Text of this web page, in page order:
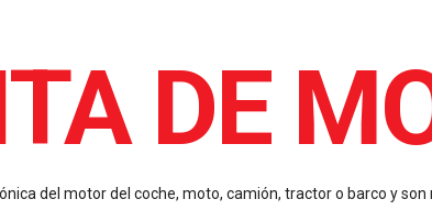
DE
del motor del coche, moto, camión, tractor o barco y son